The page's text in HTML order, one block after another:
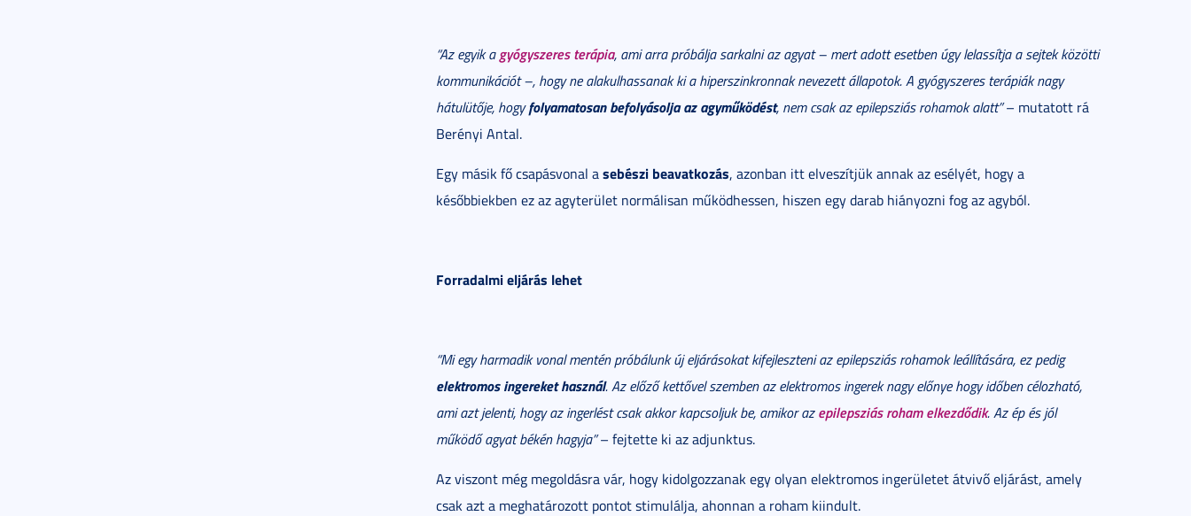
“Az egyik agyógyszeres terápia, ami arra próbálja sarkalni az agyat – mert adott esetben úgy lelassítja a sejtek közötti
kommunikációt –, hogy ne alakulhassanak ki a hiperszinkronnak nevezett állapotok. A gyógyszeres terápiák nagy
hátulütője, hogyfolyamatosan befolyásolja az agyműködést, nem csak az epilepsziás rohamok alatt”– mutatott rá
Berényi Antal.
Egy másik fő csapásvonal asebészi beavatkozás, azonban itt elveszítjük annak az esélyét, hogy a
későbbiekben ez az agyterület normálisan működhessen, hiszen egy darab hiányozni fog az agyból.
Forradalmi eljárás lehet
“Mi egy harmadik vonal mentén próbálunk új eljárásokat kifejleszteni az epilepsziás rohamok leállítására, ez pedig
elektromos ingereket használ. Az előző kettővel szemben az elektromos ingerek nagy előnye hogy időben célozható,
ami azt jelenti, hogy az ingerlést csak akkor kapcsoljuk be, amikor azepilepsziás roham elkezdődik. Az ép és jól
működő agyat békén hagyja”– fejtette ki az adjunktus.
Az viszont még megoldásra vár, hogy kidolgozzanak egy olyan elektromos ingerületet átvivő eljárást, amely
csak azt a meghatározott pontot stimulálja, ahonnan a roham kiindult.